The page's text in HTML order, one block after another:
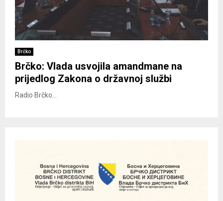
Brčko
Brčko: Vlada usvojila amandmane na
prijedlog Zakona o državnoj službi
Radio Brčko...